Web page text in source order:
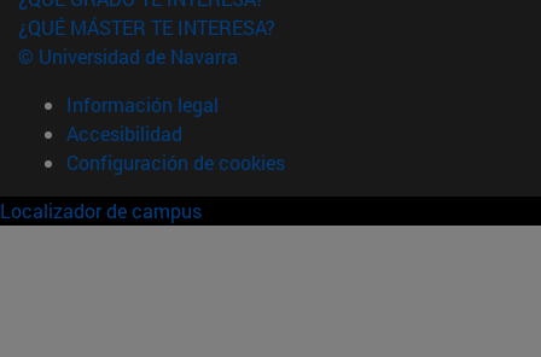
¿QUÉ MÁSTER TE INTERESA?
© Universidad de Navarra
Información legal
Accesibilidad
Configuración de cookies
Localizador de campus